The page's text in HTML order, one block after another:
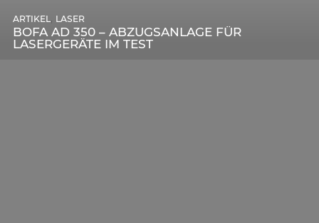
BOFA AD 350 – ABZUGSANLAGE FÜR
LASERGERÄTE IM TEST
ARTIKEL , LASER
DIE BEDEUTENDSTEN SCHRITTE ZUR
ERFOLGREICHEN MARKENBILDUNG IN DER
DIGITALEN ÄRA